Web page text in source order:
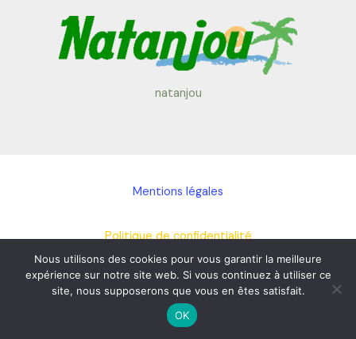
natanjou
Mentions légales
Politique de confidentialité
Liens
Nous utilisons des cookies pour vous garantir la meilleure
expérience sur notre site web. Si vous continuez à utiliser ce
site, nous supposerons que vous en êtes satisfait.
OK